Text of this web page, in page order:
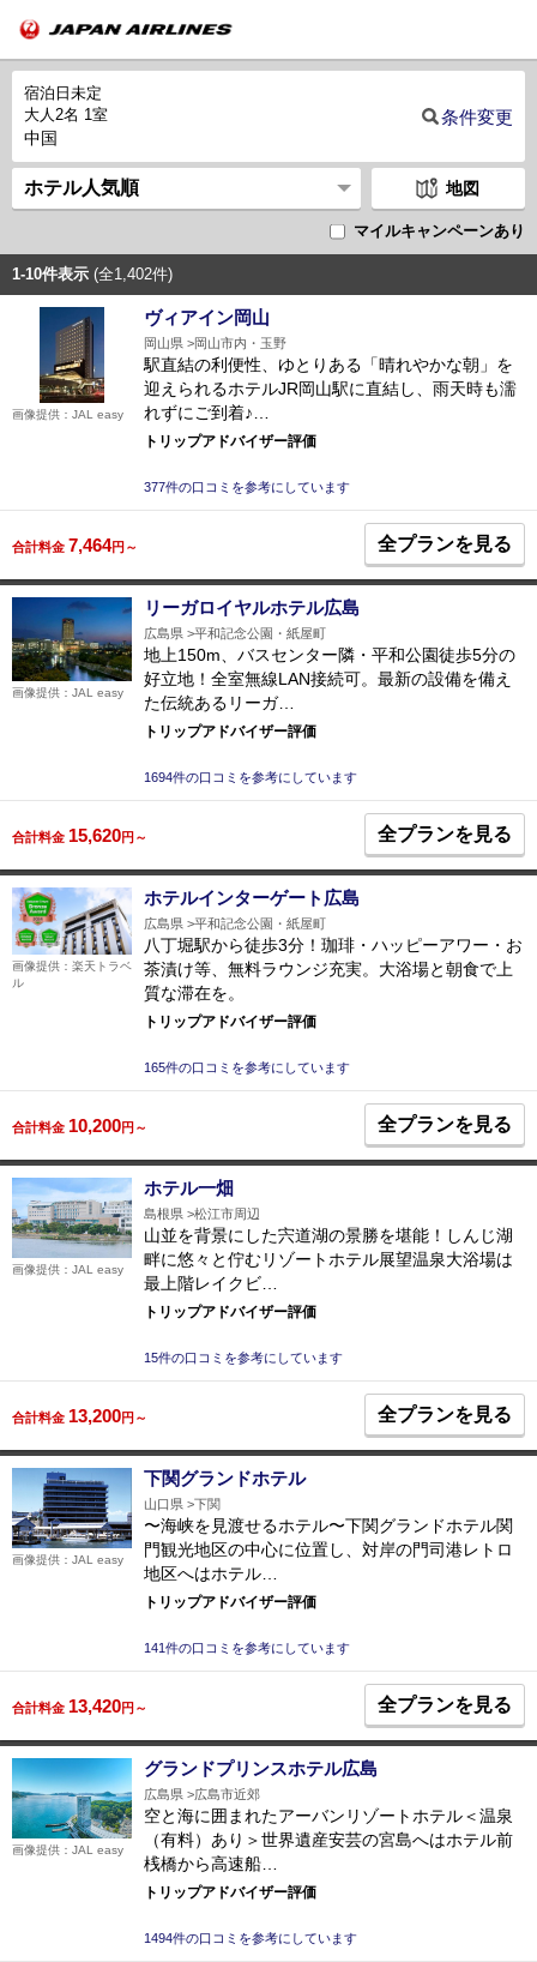
宿泊日未定
大人2名 1室
中国
条件変更
地図
マイルキャンペーンあり
1-10件表示 (全1,402件)
ヴィアイン岡山
岡山県 岡山市内・玉野
駅直結の利便性、ゆとりある「晴れやかな朝」を
迎えられるホテルJR岡山駅に直結し、雨天時も濡
れずにご到着♪…
トリップアドバイザー評価
377件の口コミを参考にしています
画像提供：JAL easy
合計料金 7,464円～ 全プランを見る
リーガロイヤルホテル広島
広島県 平和記念公園・紙屋町
地上150m、バスセンター隣・平和公園徒歩5分の
好立地！全室無線LAN接続可。最新の設備を備え
た伝統あるリーガ…
トリップアドバイザー評価
1694件の口コミを参考にしています
画像提供：JAL easy
合計料金 15,620円～ 全プランを見る
ホテルインターゲート広島
広島県 平和記念公園・紙屋町
八丁堀駅から徒歩3分！珈琲・ハッピーアワー・お
茶漬け等、無料ラウンジ充実。大浴場と朝食で上
質な滞在を。
トリップアドバイザー評価
165件の口コミを参考にしています
画像提供：楽天トラベ
ル
合計料金 10,200円～ 全プランを見る
ホテル一畑
島根県 松江市周辺
山並を背景にした宍道湖の景勝を堪能！しんじ湖
畔に悠々と佇むリゾートホテル展望温泉大浴場は
最上階レイクビ…
トリップアドバイザー評価
15件の口コミを参考にしています
画像提供：JAL easy
合計料金 13,200円～ 全プランを見る
下関グランドホテル
山口県 下関
〜海峡を見渡せるホテル〜下関グランドホテル関
門観光地区の中心に位置し、対岸の門司港レトロ
地区へはホテル…
トリップアドバイザー評価
141件の口コミを参考にしています
画像提供：JAL easy
合計料金 13,420円～ 全プランを見る
グランドプリンスホテル広島
広島県 広島市近郊
空と海に囲まれたアーバンリゾートホテル＜温泉
（有料）あり＞世界遺産安芸の宮島へはホテル前
桟橋から高速船…
トリップアドバイザー評価
1494件の口コミを参考にしています
画像提供：JAL easy